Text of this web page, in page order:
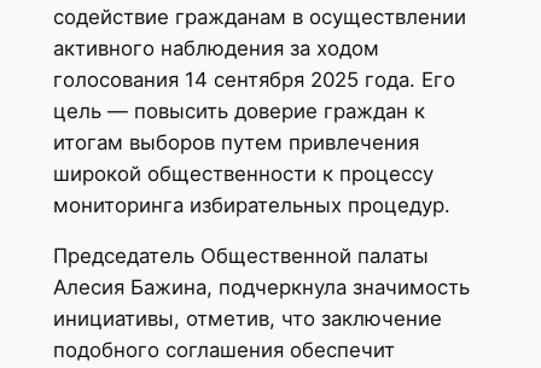
содействие гражданам в осуществлении
активного наблюдения за ходом
голосования 14 сентября 2025 года. Его
цель — повысить доверие граждан к
итогам выборов путем привлечения
широкой общественности к процессу
мониторинга избирательных процедур.
Председатель Общественной палаты
Алесия Бажина, подчеркнула значимость
инициативы, отметив, что заключение
подобного соглашения обеспечит